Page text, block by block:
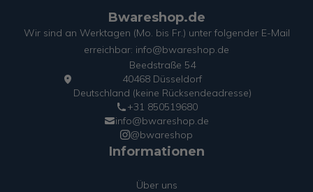
Bwareshop.de
Wir sind an Werktagen (Mo. bis Fr.) unter folgender E-Mail
erreichbar: info@bwareshop.de
Beedstraße 54
40468 Düsseldorf
Deutschland (keine Rücksendeadresse)
+31 850519680
info@bwareshop.de
@bwareshop
Informationen
Über uns